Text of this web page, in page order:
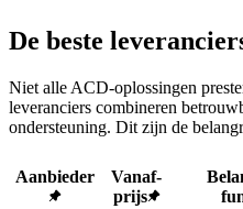
De beste
Niet alle ACD-oplossingen
leveranciers combineren
ondersteuning. Dit zijn de
Aanbieder
Vanaf-
prijs